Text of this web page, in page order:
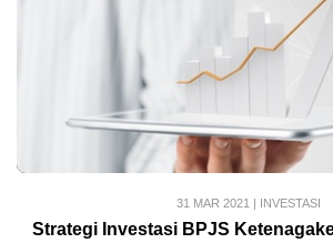
31 MAR 2021 | INVESTASI
Strategi Investasi BPJS